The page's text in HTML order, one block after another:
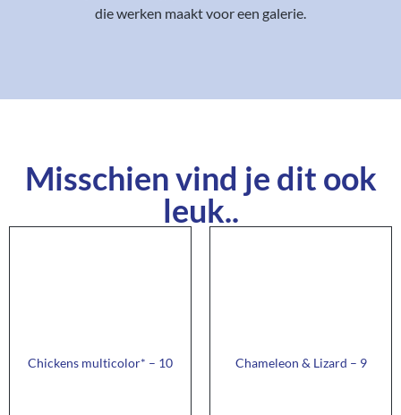
die werken maakt voor een galerie.
Misschien vind je dit ook
leuk..
Chickens multicolor* – 10 Chameleon & Lizard – 9